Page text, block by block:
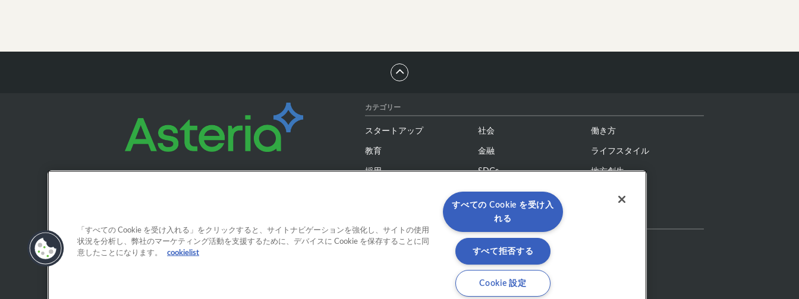
カテゴリー
スタートアップ 社会 働き方
教育 金融 ライフスタイル
採用 SDGs 地方創生
アステリア
AI
ブロックチェーン
動画
「すべての Cookie を受け入れる」をクリックすると、サイトナビゲーションを強化し、サイトの使用
状況を分析し、弊社のマーケティング活動を支援するために、デバイスに Cookie を保存することに同
意したことになります。
cookielist
すべての Cookie を受け入
れる
すべて拒否する
Cookie 設定